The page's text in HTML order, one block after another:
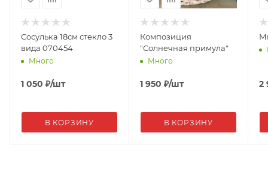
Сосулька 18см стекло 3
вида 070454
Много
1 050 ₽/шт
В КОРЗИНУ
Композиция
"Солнечная примула"
Много
1 950 ₽/шт
В КОРЗИНУ
2